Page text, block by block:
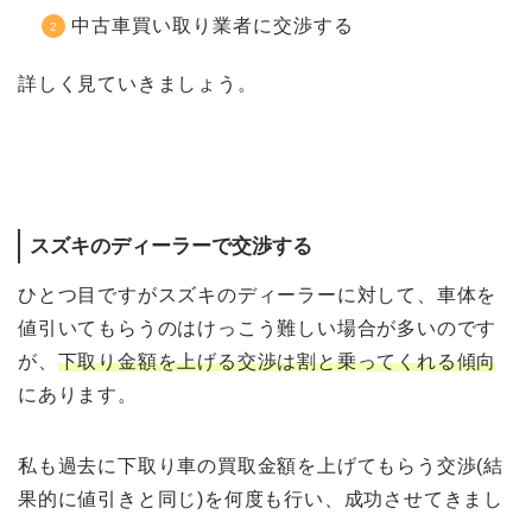
中古車買い取り業者に交渉する
詳しく見ていきましょう。
スズキのディーラーで交渉する
ひとつ目ですがスズキのディーラーに対して、車体を
値引いてもらうのはけっこう難しい場合が多いのです
が、 下取り金額を上げる交渉は割と乗ってくれる傾向
にあります。
私も過去に下取り車の買取金額を上げてもらう交渉(結
果的に値引きと同じ)を何度も行い、成功させてきまし